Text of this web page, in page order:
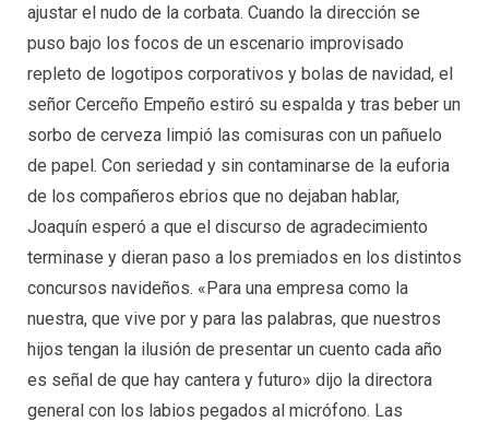
ajustar el nudo de la corbata. Cuando la dirección se
puso bajo los focos de un escenario improvisado
repleto de logotipos corporativos y bolas de navidad, el
señor Cerceño Empeño estiró su espalda y tras beber un
sorbo de cerveza limpió las comisuras con un pañuelo
de papel. Con seriedad y sin contaminarse de la euforia
de los compañeros ebrios que no dejaban hablar,
Joaquín esperó a que el discurso de agradecimiento
terminase y dieran paso a los premiados en los distintos
concursos navideños. «Para una empresa como la
nuestra, que vive por y para las palabras, que nuestros
hijos tengan la ilusión de presentar un cuento cada año
es señal de que hay cantera y futuro» dijo la directora
general con los labios pegados al micrófono. Las